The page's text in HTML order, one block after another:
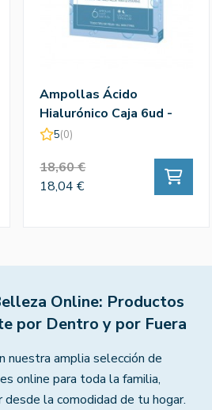
Ampollas Ácido
Hialurónico Caja 6ud -
Praxis
5(0)
18,60 €
18,04 €
Online: Productos
por Dentro y por Fuera
nuestra amplia selección de
online para toda la familia,
la comodidad de tu hogar.